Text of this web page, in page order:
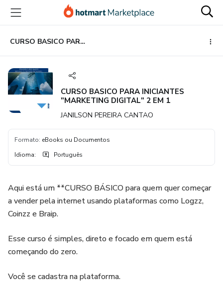
para
conteúdo
principal
para
pagamento
para
rodapé
CURSO BASICO PARA INICIANTES "MARKETING DIGITAL" 2 EM 1
CURSO BASICO PARA INICIANTES
"MARKETING DIGITAL" 2 EM 1
JANILSON PEREIRA CANTAO
Formato: eBooks ou Documentos
Idioma: Português
Aqui está um **CURSO BÁSICO para quem quer começar
a vender pela internet usando plataformas como Logzz,
Coinzz e Braip.
Esse curso é simples, direto e focado em quem está
começando do zero.
Você se cadastra na plataforma.